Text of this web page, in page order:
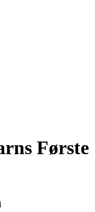
Første